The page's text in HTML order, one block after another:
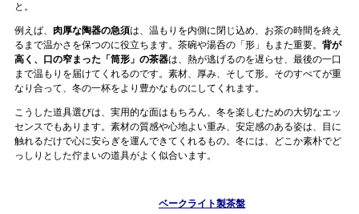
と。
例えば、 肉厚な陶器の急須は、温もりを内側に閉じ込め、お茶の時間を終え
るまで温かさを保つのに役立ちます。茶碗や湯呑の「形」もまた重要。 背が
高く、口の窄まった「筒形」の茶器は、熱が逃げるのを遅らせ、最後の一口
まで温もりを届けてくれるのです。素材、厚み、そして形。そのすべてが重
なり合って、冬の一杯をより豊かなものにしてくれます。
こうした道具選びは、実用的な面はもちろん、冬を楽しむための大切なエッ
センスでもあります。素材の質感や心地よい重み、安定感のある姿は、目に
触れるだけで心に安らぎを運んできてくれるもの。冬には、どこか素朴でど
っしりとした佇まいの道具がよく似合います。
ベークライト製茶盤